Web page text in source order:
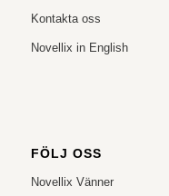
Kontakta oss
Novellix in English
FÖLJ OSS
Novellix Vänner